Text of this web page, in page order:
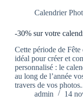
Calendrier
-30% sur votre
Cette période de
idéal pour créer et
personnalisé : le
au long de l’année
travers de vos
admin
14